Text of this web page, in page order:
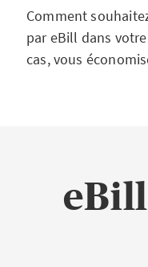
Comment
par eBill dans
cas, vous